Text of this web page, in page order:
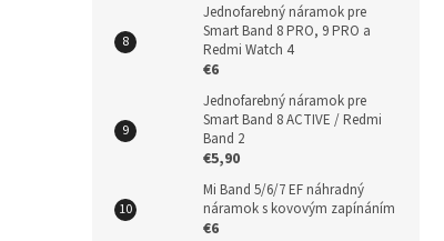
Jednofarebný náramok pre
Smart Band 8 PRO, 9 PRO a
Redmi Watch 4
€6
Jednofarebný náramok pre
Smart Band 8 ACTIVE / Redmi
Band 2
€5,90
Mi Band 5/6/7 EF náhradný
náramok s kovovým zapínáním
€6